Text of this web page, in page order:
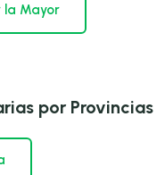
la Mayor
por Provincias